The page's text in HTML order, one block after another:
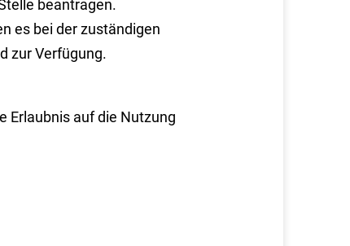
beantragen.
es bei der zuständigen
zur Verfügung.
Erlaubnis auf die Nutzung